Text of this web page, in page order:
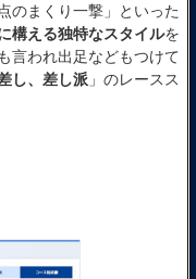
のまくり一撃」といった
構える独特なスタイルを
言われ出足などもつけて
し、差し派 」のレースス